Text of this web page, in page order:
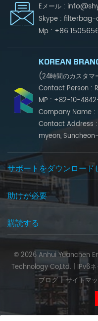
Eメール :
Skype : filterbag-
Mp : +86
KOREAN
(24時間のカスタマ
Contact Person :
MP : +82-10-
Company Name :
Contact Address
myeon,
サポートをダウンロード
助けが必要
購読する
© 2026 Anhui Yuanchen
Technology Co,Ltd. | IPv6
ブログ | サイトマ